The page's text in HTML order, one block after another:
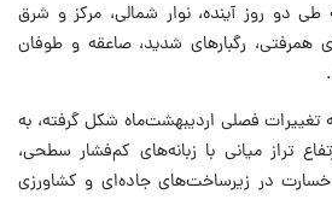
دو روز آینده، نوار شمالی، مرکز و شرق
همرفتی، رگبارهای شدید، صاعقه و طوفان
تغییرات فصلی اردیبهشت‌ماه شکل گرفته، به
تراز میانی با زبانه‌های کم‌فشار سطحی،
خسارت در زیرساخت‌های جاده‌ای و کشاورزی